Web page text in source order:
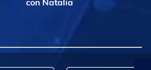
con Natalia